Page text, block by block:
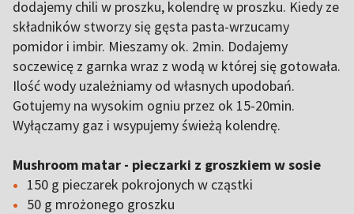
dodajemy chili w proszku, kolendrę w proszku. Kiedy ze
składników stworzy się gęsta pasta-wrzucamy
pomidor i imbir. Mieszamy ok. 2min. Dodajemy
soczewicę z garnka wraz z wodą w której się gotowała.
Ilość wody uzależniamy od własnych upodobań.
Gotujemy na wysokim ogniu przez ok 15-20min.
Wyłączamy gaz i wsypujemy świeżą kolendrę.
Mushroom matar - pieczarki z groszkiem w sosie
150 g pieczarek pokrojonych w cząstki
50 g mrożonego groszku